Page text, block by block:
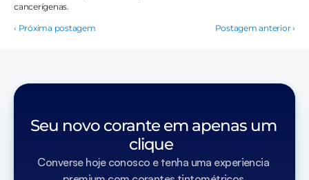
cancerígenas.
‹ Próxima postagem Postagem anterior ›
Seu novo corante em apenas um
clique
Converse hoje conosco e tenha uma experiencia